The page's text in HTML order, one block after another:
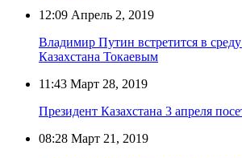
12:09 Апрель 2, 2019
Владимир Путин встретится в
Казахстана Токаевым
11:43 Март 28, 2019
Президент Казахстана 3 апреля
08:28 Март 21, 2019